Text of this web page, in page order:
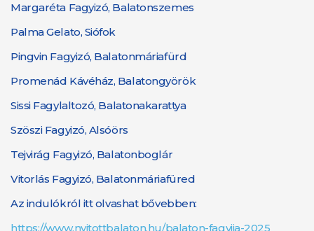
Margaréta Fagyizó, Balatonszemes
Palma Gelato, Siófok
Pingvin Fagyizó, Balatonmáriafürd
Promenád Kávéház, Balatongyörök
Sissi Fagylaltozó, Balatonakarattya
Szöszi Fagyizó, Alsóörs
Tejvirág Fagyizó, Balatonboglár
Vitorlás Fagyizó, Balatonmáriafüred
Az indulókról itt olvashat bővebben:
https://www.nyitottbalaton.hu/balaton-fagyija-2025